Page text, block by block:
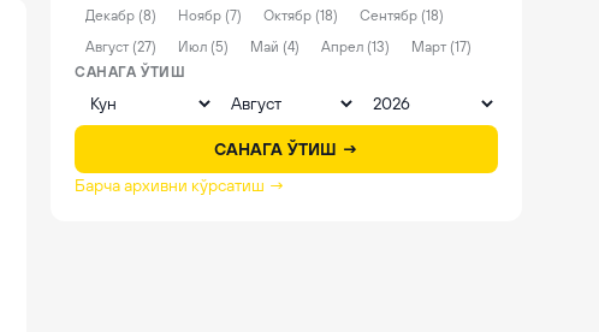
Декабр (8)
Ноябр (7) Октябр (18)
Сентябр (18)
Август (27)
Июл (5) Май (4) Апрел (13)
Март (17)
САНАГА ЎТИШ
САНАГА ЎТИШ →
Барча архивни кўрсатиш →